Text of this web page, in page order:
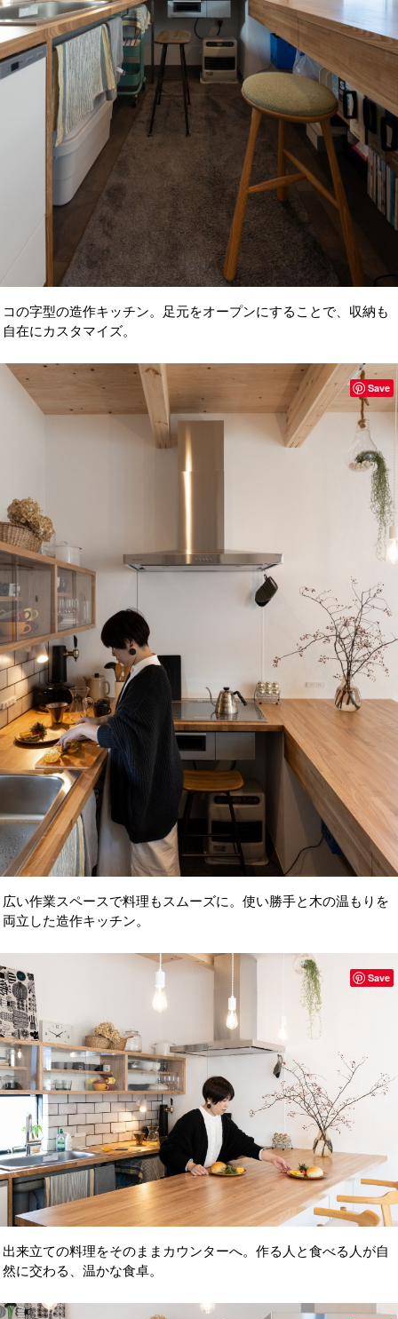
コの字型の造作キッチン。足元をオープンにすることで、収納も
自在にカスタマイズ。
広い作業スペースで料理もスムーズに。使い勝手と木の温もりを
両立した造作キッチン。
Save
出来立ての料理をそのままカウンターへ。作る人と食べる人が自
然に交わる、温かな食卓。
Save